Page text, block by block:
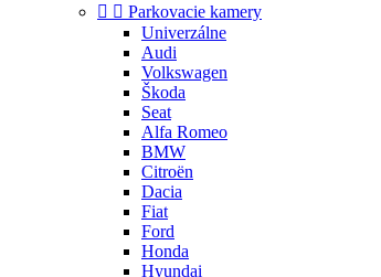
  Parkovacie kamery
Univerzálne
Audi
Volkswagen
Škoda
Seat
Alfa Romeo
BMW
Citroën
Dacia
Fiat
Ford
Honda
Hyundai